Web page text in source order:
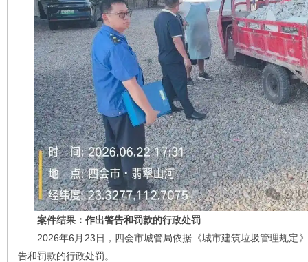
案件结果：作出警告和罚款的行政处罚
2026年6月23日，四会市城管局依据《城市建筑垃圾管理规定
告和罚款的行政处罚。